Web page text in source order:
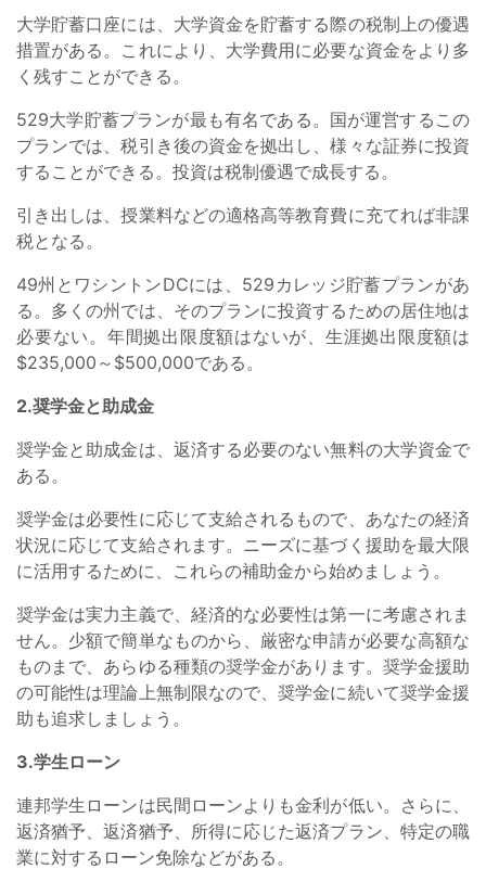
大学貯蓄口座には、大学資金を貯蓄する際の税制上の優遇
措置がある。これにより、大学費用に必要な資金をより多
く残すことができる。
529大学貯蓄プランが最も有名である。国が運営するこの
プランでは、税引き後の資金を拠出し、様々な証券に投資
することができる。投資は税制優遇で成長する。
引き出しは、授業料などの適格高等教育費に充てれば非課
税となる。
49州とワシントンDCには、529カレッジ貯蓄プランがあ
る。多くの州では、そのプランに投資するための居住地は
必要ない。年間拠出限度額はないが、生涯拠出限度額は
$235,000～$500,000である。
2.奨学金と助成金
奨学金と助成金は、返済する必要のない無料の大学資金で
ある。
奨学金は必要性に応じて支給されるもので、あなたの経済
状況に応じて支給されます。ニーズに基づく援助を最大限
に活用するために、これらの補助金から始めましょう。
奨学金は実力主義で、経済的な必要性は第一に考慮されま
せん。少額で簡単なものから、厳密な申請が必要な高額な
ものまで、あらゆる種類の奨学金があります。奨学金援助
の可能性は理論上無制限なので、奨学金に続いて奨学金援
助も追求しましょう。
3.学生ローン
連邦学生ローンは民間ローンよりも金利が低い。さらに、
返済猶予、返済猶予、所得に応じた返済プラン、特定の職
業に対するローン免除などがある。